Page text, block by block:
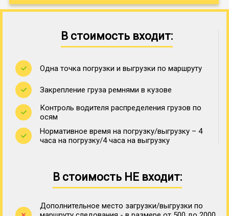
В стоимость входит:
Одна точка погрузки и выгрузки по маршруту
Закрепление груза ремнями в кузове
Контроль водителя распределения грузов по
осям
Нормативное время на погрузку/выгрузку – 4
часа на погрузку/4 часа на выгрузку
В стоимость НЕ входит:
Дополнительное место загрузки/выгрузки по